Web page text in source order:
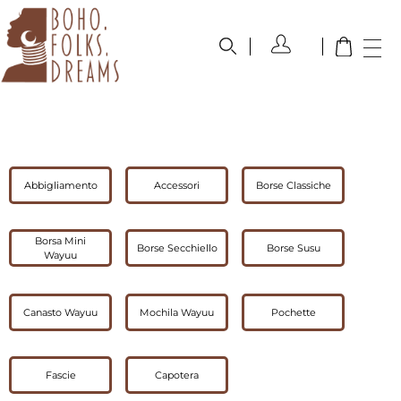
Abbigliamento Accessori Borse Classiche
Borsa Mini
Wayuu
Borse Secchiello Borse Susu
Canasto Wayuu Mochila Wayuu Pochette
Fascie Capotera